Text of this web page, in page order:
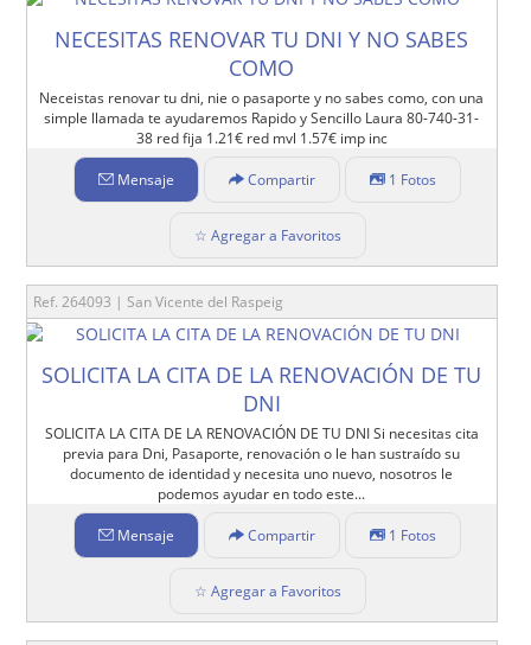
NECESITAS RENOVAR TU DNI Y NO SABES
COMO
Neceistas renovar tu dni, nie o pasaporte y no sabes como, con una
simple llamada te ayudaremos Rapido y Sencillo Laura 80-740-31-
38 red fija 1.21€ red mvl 1.57€ imp inc
Mensaje Compartir 1 Fotos
☆ Agregar a Favoritos
Ref. 264093 | San Vicente del Raspeig
SOLICITA LA CITA DE LA RENOVACIÓN DE TU
DNI
SOLICITA LA CITA DE LA RENOVACIÓN DE TU DNI Si necesitas cita
previa para Dni, Pasaporte, renovación o le han sustraído su
documento de identidad y necesita uno nuevo, nosotros le
podemos ayudar en todo este...
Mensaje Compartir 1 Fotos
☆ Agregar a Favoritos